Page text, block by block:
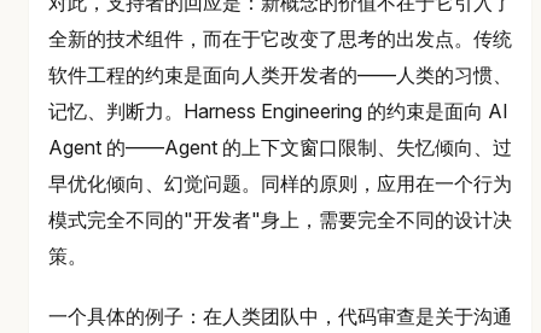
全新的技术组件，而在于它改变了思考的出发点。传统
软件工程的约束是面向人类开发者的——人类的习惯、
记忆、判断力。Harness Engineering 的约束是面向 AI
Agent 的——Agent 的上下文窗口限制、失忆倾向、过
早优化倾向、幻觉问题。同样的原则，应用在一个行为
模式完全不同的"开发者"身上，需要完全不同的设计决
策。
一个具体的例子：在人类团队中，代码审查是关于沟通